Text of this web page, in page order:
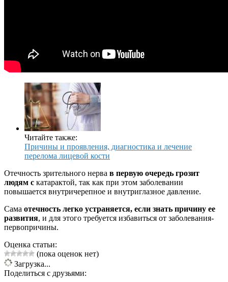
Читайте также:
Причины и проявления, диагностика и лечение
перелома лицевой кости
Отечность зрительного нерва в первую очередь грозит
людям с катарактой, так как при этом заболевании
повышается внутричерепное и внутриглазное давление.
Сама отечность легко устраняется, если знать причину ее
развития, и для этого требуется избавиться от заболевания-
первопричины.
Оценка статьи:
(пока оценок нет)
Загрузка...
Поделиться с друзьями: